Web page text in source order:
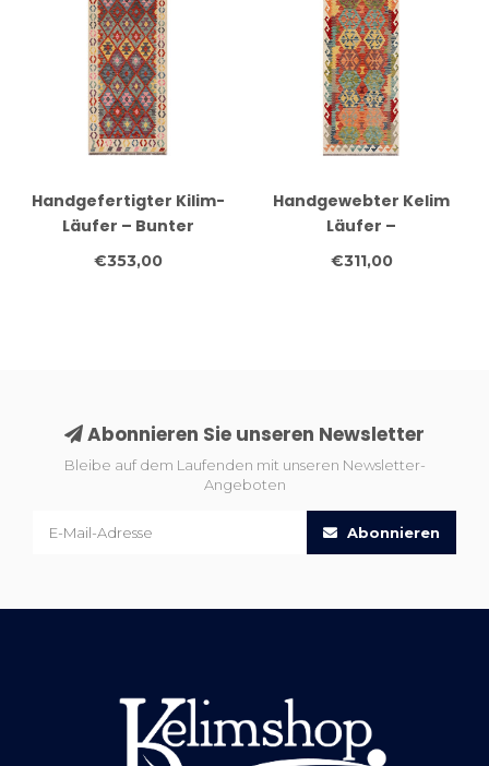
Handgefertigter Kilim-
Läufer – Bunter
Geometrischer
€353,00
Handgewebter Kelim
Läufer –
Medaillonmuster in
€311,00
Abonnieren Sie unseren Newsletter
Bleibe auf dem Laufenden mit unseren Newsletter-
Angeboten
Abonnieren